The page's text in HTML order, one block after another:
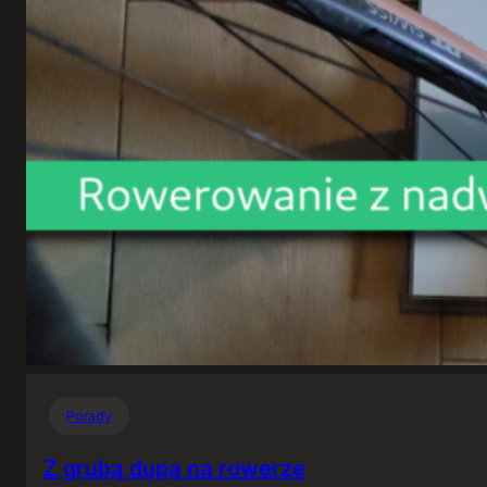
Porady
Z grubą dupą na rowerze